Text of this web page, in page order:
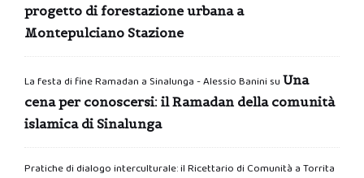
progetto di forestazione urbana a
Montepulciano Stazione
La festa di fine Ramadan a Sinalunga - Alessio Banini su Una
cena per conoscersi: il Ramadan della comunità
islamica di Sinalunga
Pratiche di dialogo interculturale: il Ricettario di Comunità a Torrita